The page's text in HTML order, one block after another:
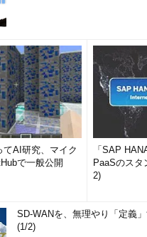
てAI研究、マイク
で一般公開
「SAP
PaaSのスタ
2)
SD-WANを、無理やり「定義
(1/2)